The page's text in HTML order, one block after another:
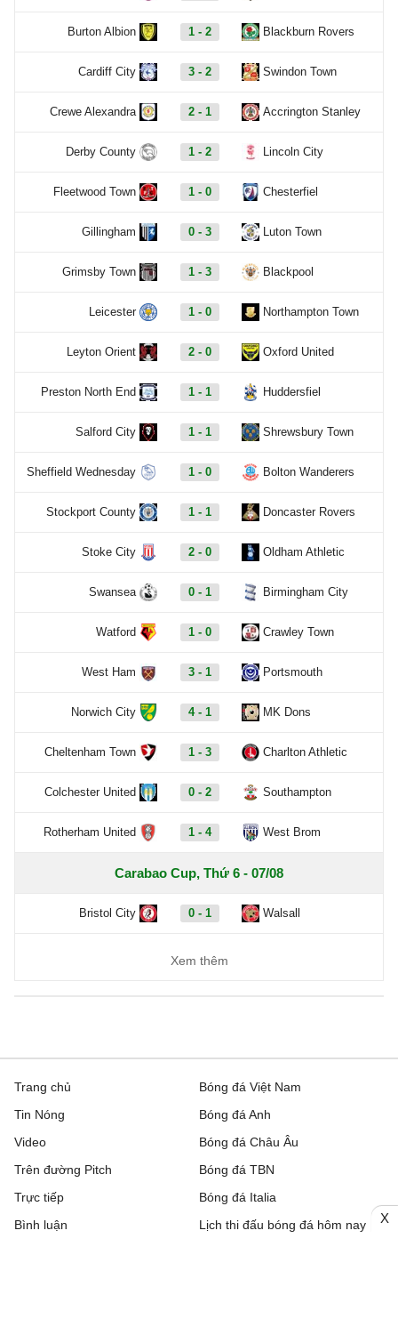
Burton Albion 1 - 2 Blackburn Rovers
Cardiff City 3 - 2 Swindon Town
Crewe Alexandra 2 - 1 Accrington Stanley
Derby County 1 - 2 Lincoln City
Fleetwood Town 1 - 0 Chesterfiel
Gillingham 0 - 3 Luton Town
Grimsby Town 1 - 3 Blackpool
Leicester 1 - 0 Northampton Town
Leyton Orient 2 - 0 Oxford United
Preston North End 1 - 1 Huddersfiel
Salford City 1 - 1 Shrewsbury Town
Sheffield Wednesday 1 - 0 Bolton Wanderers
Stockport County 1 - 1 Doncaster Rovers
Stoke City 2 - 0 Oldham Athletic
Swansea 0 - 1 Birmingham City
Watford 1 - 0 Crawley Town
West Ham 3 - 1 Portsmouth
Norwich City 4 - 1 MK Dons
Cheltenham Town 1 - 3 Charlton Athletic
Colchester United 0 - 2 Southampton
Rotherham United 1 - 4 West Brom
Carabao Cup, Thứ 6 - 07/08
Bristol City 0 - 1 Walsall
Xem thêm
Trang chủ
Tin Nóng
Video
Trên đường Pitch
Trực tiếp
Bóng đá Việt Nam
Bóng đá Anh
Bóng đá Châu Âu
Bóng đá TBN
Bóng đá Italia
Bình luận
Lịch thi đấu bóng đá hôm nay
X